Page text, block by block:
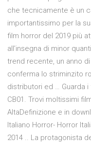
che tecnicamente è un
importantissimo per la
film horror del 2019 più
all’insegna di minor
trend recente, un anno
conferma lo striminzito
distributori ed … Guarda i
CB01. Trovi moltissimi
AltaDefinizione e in
Italiano Horror- Horror
2014 .. La protagonista